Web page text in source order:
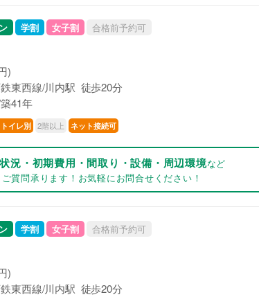
学割 女子割 合格前予約可
)
東西線/川内駅 徒歩20分
41年
イレ別 2階以上 ネット接続可
況・初期費用・間取り・設備・周辺環境など
ご質問承ります！お気軽にお問合せください！
学割 女子割 合格前予約可
)
東西線/川内駅 徒歩20分